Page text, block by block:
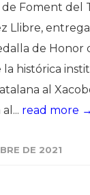
Foment del
Llibre,
de Honor
la histórica
al
read more →
DE 2021